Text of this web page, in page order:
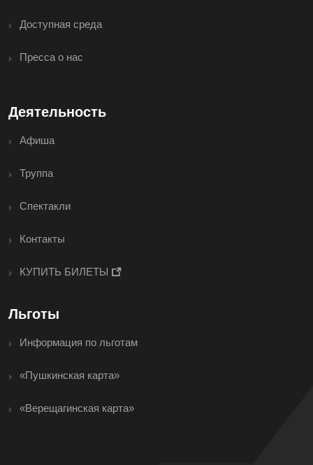
Доступная среда
Пресса о нас
Деятельность
Афиша
Труппа
Спектакли
Контакты
КУПИТЬ БИЛЕТЫ
Льготы
Информация по льготам
«Пушкинская карта»
«Верещагинская карта»